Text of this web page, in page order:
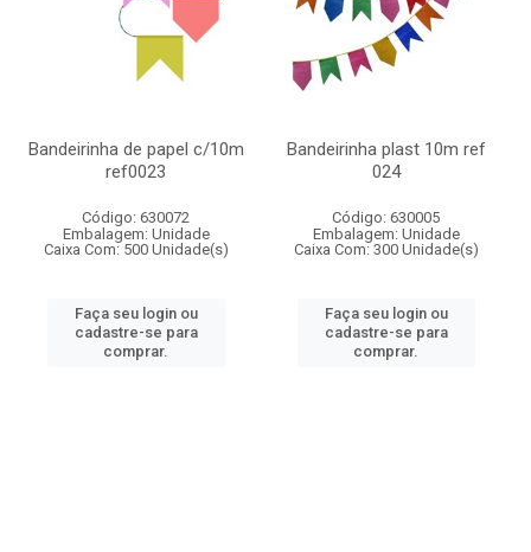
Bandeirinha de papel c/10m
ref0023
Código: 630072
Embalagem: Unidade
Caixa Com: 500 Unidade(s)
Faça seu login ou
cadastre-se para
comprar.
Bandeirinha plast 10m ref
024
Código: 630005
Embalagem: Unidade
Caixa Com: 300 Unidade(s)
Faça seu login ou
cadastre-se para
comprar.